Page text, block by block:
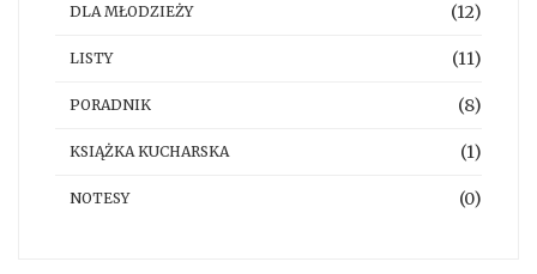
DLA MŁODZIEŻY (12)
LISTY (11)
PORADNIK (8)
KSIĄŻKA KUCHARSKA (1)
NOTESY (0)